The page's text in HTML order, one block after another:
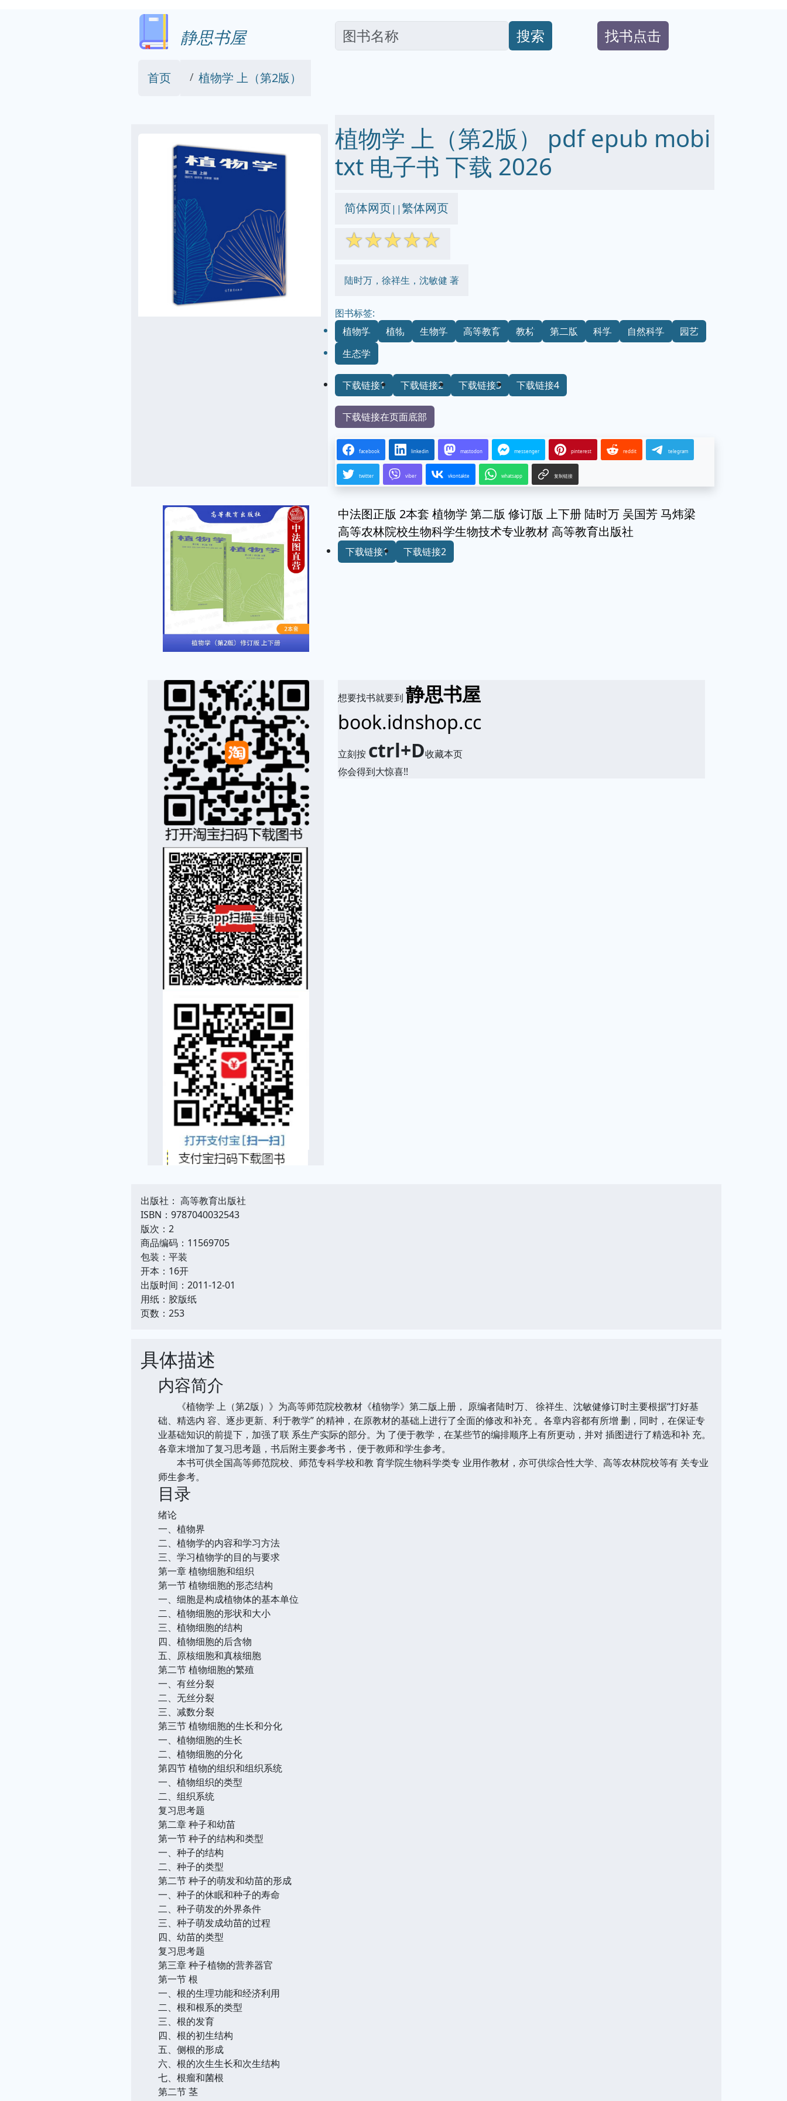
静思书屋 搜索 找书点击
首页 植物学 上（第2版）
植物学 上（第2版） pdf epub mobi
txt 电子书 下载 2026
简体网页||繁体网页
☆☆☆☆☆
陆时万，徐祥生，沈敏健 著
图书标签:
植物学
植物 生物学 高等教育 教材 第二版 科学 自然科学
园艺
生态学
下载链接1 下载链接2 下载链接3 下载链接4
下载链接在页面底部
facebook linkedin mastodon messenger pinterest reddit telegram
twitter viber vkontakte whatsapp 复制链接
中法图正版 2本套 植物学 第二版 修订版 上下册 陆时万 吴国芳 马炜梁
高等农林院校生物科学生物技术专业教材 高等教育出版社
下载链接1 下载链接2
想要找书就要到静思书屋
book.idnshop.cc
立刻按 ctrl+D收藏本页
你会得到大惊喜!!
出版社： 高等教育出版社
ISBN：9787040032543
版次：2
商品编码：11569705
包装：平装
开本：16开
出版时间：2011-12-01
用纸：胶版纸
页数：253
具体描述
内容简介
《植物学 上（第2版）》为高等师范院校教材《植物学》第二版上册， 原编者陆时万、 徐祥生、沈敏健修订时主要根据“打好基
础、精选内 容、逐步更新、利于教学” 的精神，在原教材的基础上进行了全面的修改和补充 。各章内容都有所增 删，同时，在保证专
业基础知识的前提下，加强了联 系生产实际的部分。为 了便于教学，在某些节的编排顺序上有所更动，并对 插图进行了精选和补 充。
各章末增加了复习思考题，书后附主要参考书， 便于教师和学生参考。
本书可供全国高等师范院校、师范专科学校和教 育学院生物科学类专 业用作教材，亦可供综合性大学、高等农林院校等有 关专业
师生参考。
目录
绪论
一、植物界
二、植物学的内容和学习方法
三、学习植物学的目的与要求
第一章 植物细胞和组织
第一节 植物细胞的形态结构
一、细胞是构成植物体的基本单位
二、植物细胞的形状和大小
三、植物细胞的结构
四、植物细胞的后含物
五、原核细胞和真核细胞
第二节 植物细胞的繁殖
一、有丝分裂
二、无丝分裂
三、减数分裂
第三节 植物细胞的生长和分化
一、植物细胞的生长
二、植物细胞的分化
第四节 植物的组织和组织系统
一、植物组织的类型
二、组织系统
复习思考题
第二章 种子和幼苗
第一节 种子的结构和类型
一、种子的结构
二、种子的类型
第二节 种子的萌发和幼苗的形成
一、种子的休眠和种子的寿命
二、种子萌发的外界条件
三、种子萌发成幼苗的过程
四、幼苗的类型
复习思考题
第三章 种子植物的营养器官
第一节 根
一、根的生理功能和经济利用
二、根和根系的类型
三、根的发育
四、根的初生结构
五、侧根的形成
六、根的次生生长和次生结构
七、根瘤和菌根
第二节 茎